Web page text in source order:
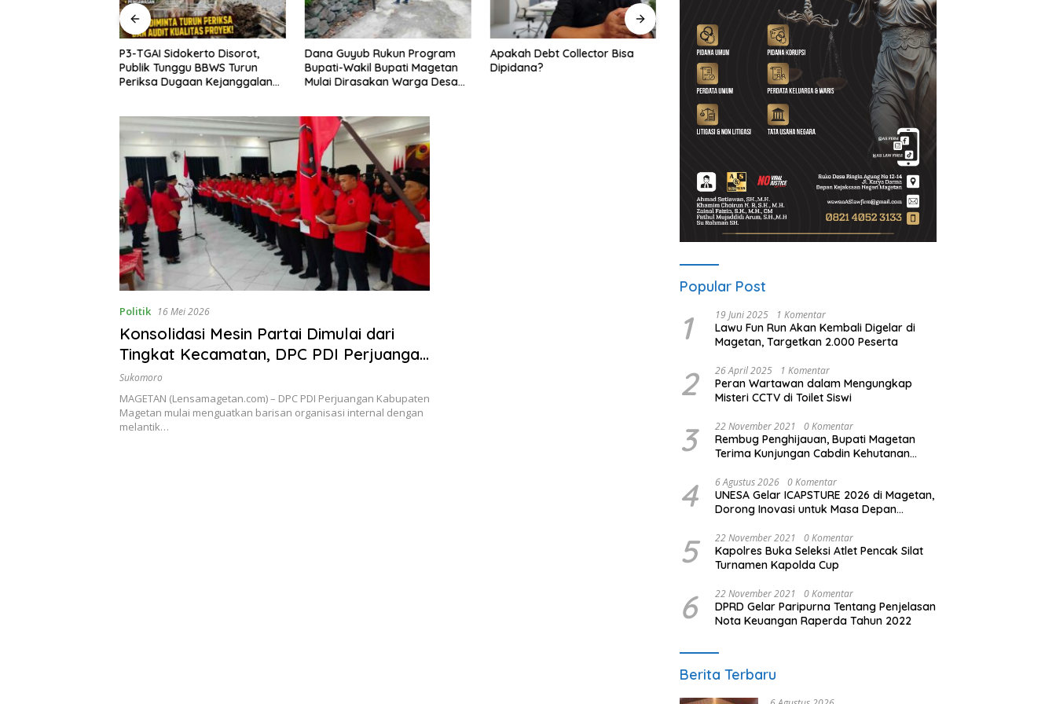
P3-TGAI Sidokerto Disorot,
Publik Tunggu BBWS Turun
Periksa Dugaan Kejanggalan
Dana Guyub Rukun Program
Bupati-Wakil Bupati Magetan
Mulai Dirasakan Warga Desa
Apakah Debt Collector Bisa
Dipidana?
Perangkat Desa Baru
Sidowayah Resmi Dilantik, Siap
Tingkatkan Pelayanan Warga
UNESA Gelar ICAPSTURE 2026
di Magetan, Dorong Inovasi
untuk Masa Depan
Berkelanjutan
Politik 16 Mei 2026
Konsolidasi Mesin Partai Dimulai dari
Tingkat Kecamatan, DPC PDI Perjuangan
Magetan Lantik 18 PAC
Sukomoro
MAGETAN (Lensamagetan.com) – DPC PDI Perjuangan Kabupaten
Magetan mulai menguatkan barisan organisasi internal dengan
melantik…
Popular Post
1 19 Juni 2025 1 Komentar
Lawu Fun Run Akan Kembali Digelar di
Magetan, Targetkan 2.000 Peserta
2 26 April 2025 1 Komentar
Peran Wartawan dalam Mengungkap
Misteri CCTV di Toilet Siswi
3 22 November 2021 0 Komentar
Rembug Penghijauan, Bupati Magetan
Terima Kunjungan Cabdin Kehutanan
4 6 Agustus 2026 0 Komentar
UNESA Gelar ICAPSTURE 2026 di Magetan,
Dorong Inovasi untuk Masa Depan
5 22 November 2021 0 Komentar
Kapolres Buka Seleksi Atlet Pencak Silat
Turnamen Kapolda Cup
6 22 November 2021 0 Komentar
DPRD Gelar Paripurna Tentang Penjelasan
Nota Keuangan Raperda Tahun 2022
Berita Terbaru